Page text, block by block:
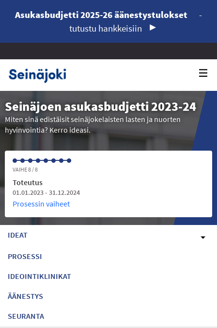
Asukasbudjetti 2025-26 äänestystulokset
-
tutustu hankkeisiin
Seinäjoen asukasbudjetti 2023-24
Miten sinä edistäisit seinäjokelaisten lasten ja nuorten
hyvinvointia? Kerro ideasi.
VAIHE 8 / 8
Toteutus
01.01.2023 - 31.12.2024
Prosessin vaiheet
IDEAT
PROSESSI
IDEOINTIKLINIKAT
ÄÄNESTYS
SEURANTA